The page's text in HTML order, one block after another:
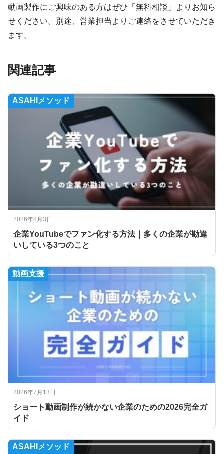
動画製作にご興味のある方はぜひ「無料相談」よりお知ら
せください。別途、営業担当よりご連絡をさせていただき
ます。
関連記事
ASAHIメソッド
2026年8月3日
企業YouTubeでファン化する方法｜多くの企業が勘違
いしている3つのこと
動画支援
2026年7月13日
ショート動画制作が続かない企業のための2026完全ガ
イド
ASAHIメソッド